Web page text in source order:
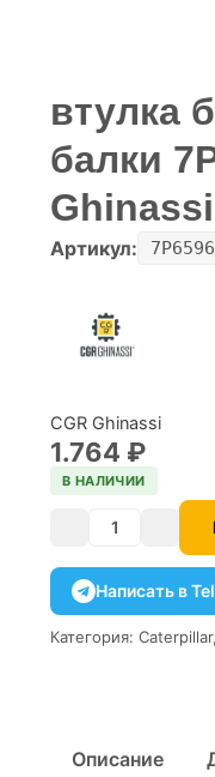
втулка
балки
Ghinassi
Артикул: 7P6596
CGR Ghinassi
1.764 ₽
В НАЛИЧИИ
Количество
Написать в
Категория: Caterpillar,
Описание